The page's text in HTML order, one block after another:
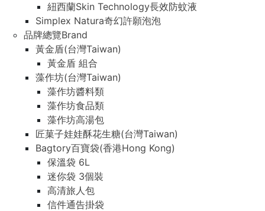
紐西蘭Skin Technology長效防蚊液
Simplex Natura奇幻許願泡泡
品牌總覽Brand
黃金盾(台灣Taiwan)
黃金盾 組合
藻作坊(台灣Taiwan)
藻作坊醬料類
藻作坊食品類
藻作坊高湯包
匠菓子娃娃酥花生糖(台灣Taiwan)
Bagtory百寶袋(香港Hong Kong)
保溫袋 6L
迷你袋 3個裝
高清旅人包
信件通告掛袋